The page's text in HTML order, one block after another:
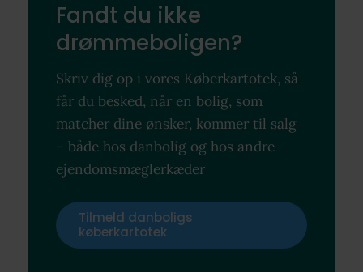
Fandt du ikke
drømmeboligen?
Skriv dig op i vores Køberkartotek, så
får du besked, når en bolig, som
matcher dine ønsker, kommer til salg
– både hos danbolig og hos andre
ejendomsmæglerkæder
Tilmeld danboligs
køberkartotek